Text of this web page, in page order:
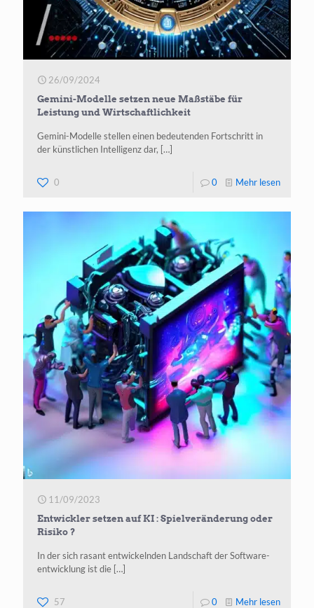
26/09/2024
Gemini-Modelle setzen neue Maßstäbe für
Leistung und Wirtschaftlichkeit
Gemi­ni-Model­le stel­len einen bedeu­ten­den Fort­schritt in
der künst­li­chen Intel­li­genz dar, […]
0 0 Mehr lesen-
neue
für
Leistung
und
11/09/2023
Entwickler setzen auf KI : Spielveränderung oder
Risiko ?
In der sich rasant ent­wi­ckeln­den Land­schaft der Soft­ware­
ent­wick­lung ist die […]
57 0 Mehr lesen-